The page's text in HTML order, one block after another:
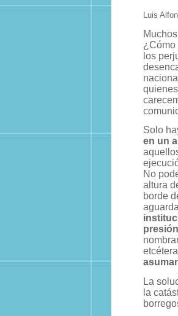
Luis
¿Cómo
los
Solo
en un
No
altura
borde
La
la